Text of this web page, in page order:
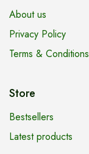
About us
Privacy Policy
Terms & Conditions
Store
Bestsellers
Latest products